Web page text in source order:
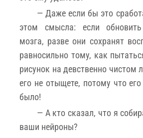
— Даже если бы это
этом смысла: если
мозга, разве они сохранят
равносильно тому, как
рисунок на девственно чистом
его не отыщете, потому что
было!
— А кто сказал, что я
ваши нейроны?